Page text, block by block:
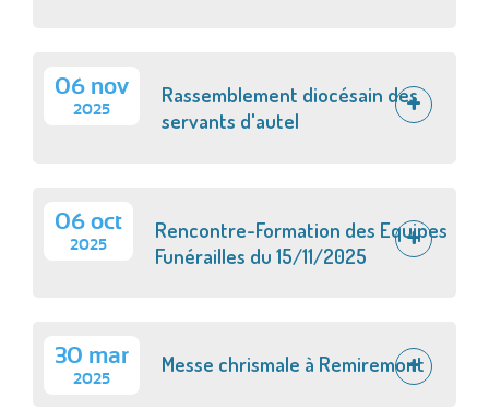
06 nov
2025
Rassemblement diocésain des
servants d'autel
06 oct
2025
Rencontre-Formation des Equipes
Funérailles du 15/11/2025
30 mar
2025
Messe chrismale à Remiremont